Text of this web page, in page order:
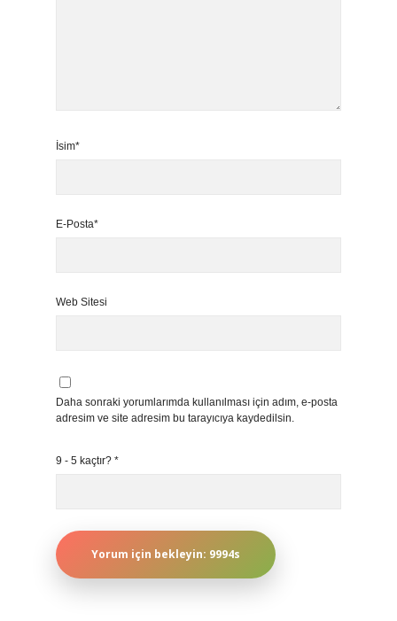
İsim*
E-Posta*
Web Sitesi
Daha sonraki yorumlarımda kullanılması için adım, e-posta
adresim ve site adresim bu tarayıcıya kaydedilsin.
9 - 5 kaçtır? *